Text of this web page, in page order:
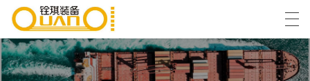
العربية বাংলা ভাষার English Español